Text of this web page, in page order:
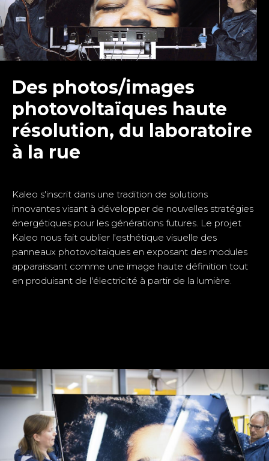
Des photos/images
photovoltaïques haute
résolution, du laboratoire
à la rue
Kaleo s'inscrit dans une tradition de solutions
innovantes visant à développer de nouvelles stratégies
énergétiques pour les générations futures. Le projet
Kaleo nous fait oublier l'esthétique visuelle des
panneaux photovoltaïques en exposant des modules
apparaissant comme une image haute définition tout
en produisant de l'électricité à partir de la lumière.